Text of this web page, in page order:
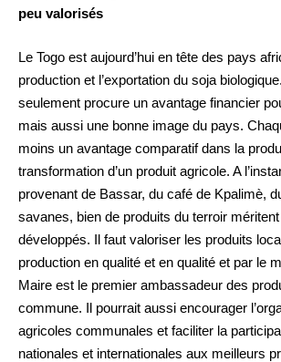
peu valorisés
Le Togo est aujourd’hui en tête des pays
production et l’exportation du soja
seulement procure un avantage financier
mais aussi une bonne image du pays.
moins un avantage comparatif dans la
transformation d’un produit agricole. A
provenant de Bassar, du café de Kpalimè,
savanes, bien de produits du terroir méritent
développés. Il faut valoriser les produits
production en qualité et en qualité et par le
Maire est le premier ambassadeur des
commune. Il pourrait aussi encourager
agricoles communales et faciliter la
nationales et internationales aux meilleurs